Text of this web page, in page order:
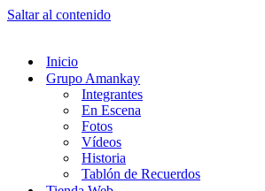
Saltar al contenido
Inicio
Grupo Amankay
Integrantes
En Escena
Fotos
Vídeos
Historia
Tablón de Recuerdos